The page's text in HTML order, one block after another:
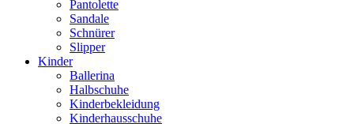
Pantolette
Sandale
Schnürer
Slipper
Kinder
Ballerina
Halbschuhe
Kinderbekleidung
Kinderhausschuhe